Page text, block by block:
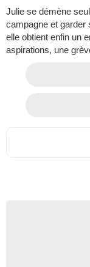
Julie se démène
campagne et garder
elle obtient enfin un
aspirations, une